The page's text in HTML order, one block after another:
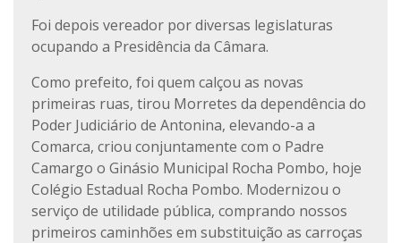
Foi depois vereador por diversas legislaturas
ocupando a Presidência da Câmara.
Como prefeito, foi quem calçou as novas
primeiras ruas, tirou Morretes da dependência do
Poder Judiciário de Antonina, elevando-a a
Comarca, criou conjuntamente com o Padre
Camargo o Ginásio Municipal Rocha Pombo, hoje
Colégio Estadual Rocha Pombo. Modernizou o
serviço de utilidade pública, comprando nossos
primeiros caminhões em substituição as carroças